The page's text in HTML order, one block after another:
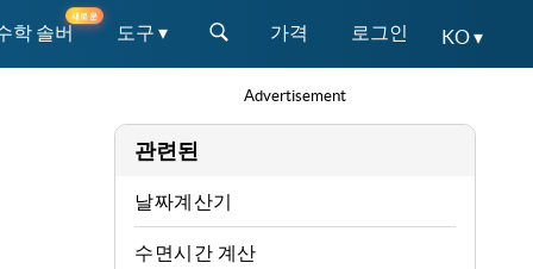
학 솔버
새로운
도구 ▾ 가격 로그인 KO ▾
Advertisement
관련된
날짜계산기
수면시간 계산